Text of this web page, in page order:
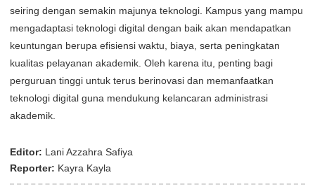
seiring dengan semakin majunya teknologi. Kampus yang mampu
mengadaptasi teknologi digital dengan baik akan mendapatkan
keuntungan berupa efisiensi waktu, biaya, serta peningkatan
kualitas pelayanan akademik. Oleh karena itu, penting bagi
perguruan tinggi untuk terus berinovasi dan memanfaatkan
teknologi digital guna mendukung kelancaran administrasi
akademik.
Editor: Lani Azzahra Safiya
Reporter: Kayra Kayla